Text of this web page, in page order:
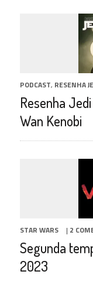
PODCAST, RESENHA
Resenha
Wan Kenobi
STAR WARS | 2
Segunda
2023